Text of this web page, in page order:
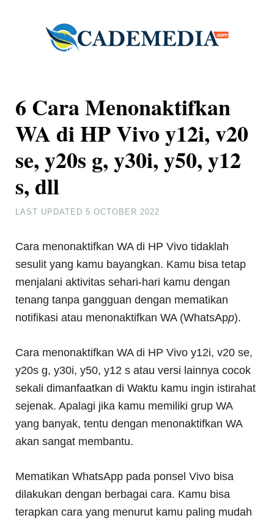
6 Cara Menonaktifkan
WA di HP Vivo y12i, v20
se, y20s g, y30i, y50, y12
s, dll
LAST UPDATED5 OCTOBER 2022
Cara menonaktifkan WA di HP Vivo tidaklah
sesulit yang kamu bayangkan. Kamu bisa tetap
menjalani aktivitas sehari-hari kamu dengan
tenang tanpa gangguan dengan mematikan
notifikasi atau menonaktifkan WA (WhatsApp).
Cara menonaktifkan WA di HP Vivo y12i, v20 se,
y20s g, y30i, y50, y12 s atau versi lainnya cocok
sekali dimanfaatkan di Waktu kamu ingin istirahat
sejenak. Apalagi jika kamu memiliki grup WA
yang banyak, tentu dengan menonaktifkan WA
akan sangat membantu.
Mematikan WhatsApp pada ponsel Vivo bisa
dilakukan dengan berbagai cara. Kamu bisa
terapkan cara yang menurut kamu paling mudah